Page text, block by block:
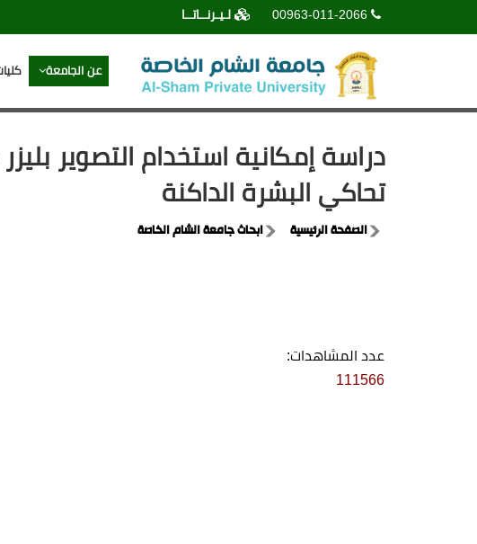
00963-011-2066 لـيـرنــاتــا
عن الجامعة
تحاكي البشرة الداكنة
الصفحة الرئيسية ابحاث جامعة الشام الخاصة
عدد المشاهدات:
111566